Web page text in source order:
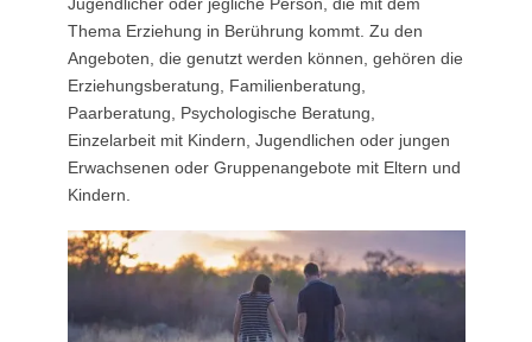
Thema Erziehung in Berührung kommt. Zu den
Angeboten, die genutzt werden können, gehören die
Erziehungsberatung, Familienberatung,
Paarberatung, Psychologische Beratung,
Einzelarbeit mit Kindern, Jugendlichen oder jungen
Erwachsenen oder Gruppenangebote mit Eltern und
Kindern.